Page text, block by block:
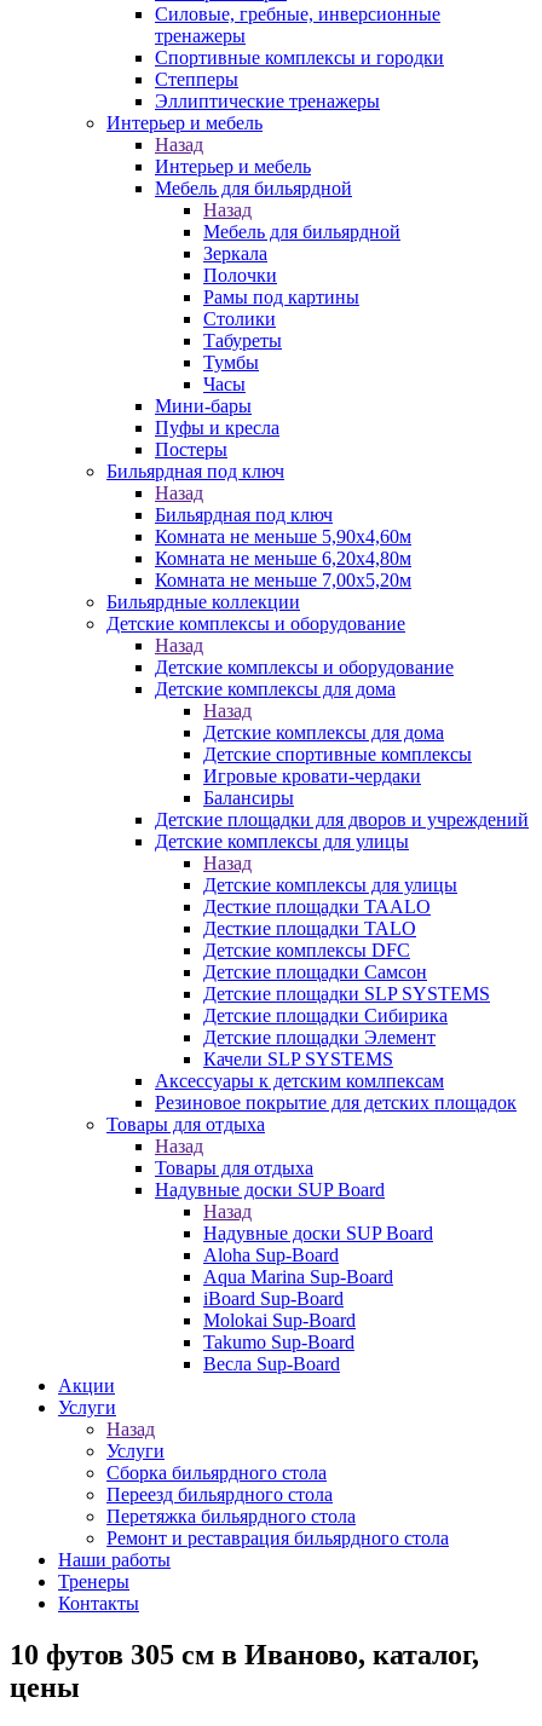
Силовые, гребные, инверсионные
тренажеры
Спортивные комплексы и городки
Степперы
Эллиптические тренажеры
Интерьер и мебель
Назад
Интерьер и мебель
Мебель для бильярдной
Назад
Мебель для бильярдной
Зеркала
Полочки
Рамы под картины
Столики
Табуреты
Тумбы
Часы
Мини-бары
Пуфы и кресла
Постеры
Бильярдная под ключ
Назад
Бильярдная под ключ
Комната не меньше 5,90х4,60м
Комната не меньше 6,20х4,80м
Комната не меньше 7,00х5,20м
Бильярдные коллекции
Детские комплексы и оборудование
Назад
Детские комплексы и оборудование
Детские комплексы для дома
Назад
Детские комплексы для дома
Детские спортивные комплексы
Игровые кровати-чердаки
Балансиры
Детские площадки для дворов и учреждений
Детские комплексы для улицы
Назад
Детские комплексы для улицы
Десткие площадки TAALO
Десткие площадки TALO
Детские комплексы DFC
Детские площадки Самсон
Детские площадки SLP SYSTEMS
Детские площадки Сибирика
Детские площадки Элемент
Качели SLP SYSTEMS
Аксессуары к детским комлпексам
Резиновое покрытие для детских площадок
Товары для отдыха
Назад
Товары для отдыха
Надувные доски SUP Board
Назад
Надувные доски SUP Board
Aloha Sup-Board
Aqua Marina Sup-Board
iBoard Sup-Board
Molokai Sup-Board
Takumo Sup-Board
Весла Sup-Board
Акции
Услуги
Назад
Услуги
Сборка бильярдного стола
Переезд бильярдного стола
Перетяжка бильярдного стола
Ремонт и реставрация бильярдного стола
Наши работы
Тренеры
Контакты
10 футов 305 см в Иваново, каталог,
цены